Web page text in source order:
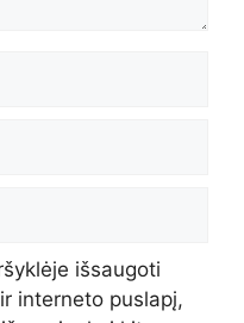
išsaugoti
interneto puslapį,